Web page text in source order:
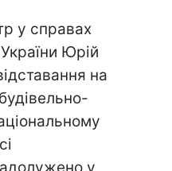
у справах
Юрій
на